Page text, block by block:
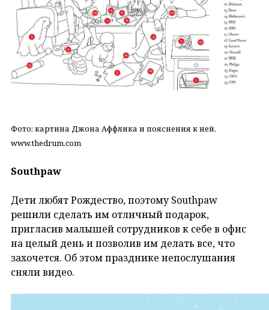
Фото: картина Джона Аффлика и пояснения к ней,
www.thedrum.com
Southpaw
Дети любят Рождество, поэтому Southpaw
решили сделать им отличный подарок,
пригласив малышей сотрудников к себе в офис
на целый день и позволив им делать все, что
захочется. Об этом празднике непослушания
сняли видео.